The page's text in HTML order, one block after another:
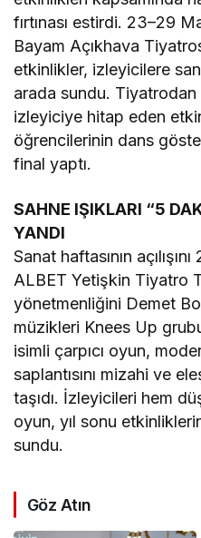
fırtınası estirdi. 23–29
Bayam Açıkhava
etkinlikler, izleyicilere
arada sundu.
izleyiciye hitap eden
öğrencilerinin dans
final yaptı.
SAHNE IŞIKLARI “5
YANDI
Sanat haftasının
ALBET Yetişkin Tiyatro
yönetmenliğini Demet
müzikleri Knees Up
isimli çarpıcı oyun,
saplantısını mizahi ve
taşıdı. İzleyicileri hem
oyun, yıl sonu
sundu.
Göz Atın